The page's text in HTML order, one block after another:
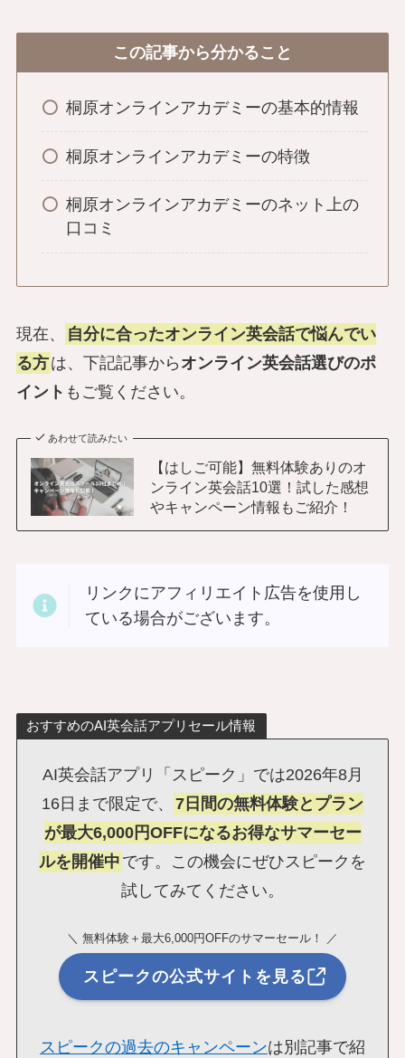
この記事から分かること
桐原オンラインアカデミーの基本的情報
桐原オンラインアカデミーの特徴
桐原オンラインアカデミーのネット上の
口コミ
現在、
自分に合ったオンライン英会話で悩んでい
る方は、下記記事から オンライン英会話選びのポ
イント もご覧ください。
あわせて読みたい
【はしご可能】無料体験ありのオ
ンライン英会話10選！試した感想
やキャンペーン情報もご紹介！
リンクにアフィリエイト広告を使用し
ている場合がございます。
おすすめのAI英会話アプリセール情報
AI英会話アプリ「スピーク」では2026年8月
16日まで限定で、 7日間の無料体験とプラン
が最大6,000円OFFになるお得なサマーセー
ルを開催中 です。この機会にぜひスピークを
試してみてください。
＼ 無料体験＋最大6,000円OFFのサマーセール！ ／
スピークの公式サイトを見る
スピークの過去のキャンペーンは別記事で紹